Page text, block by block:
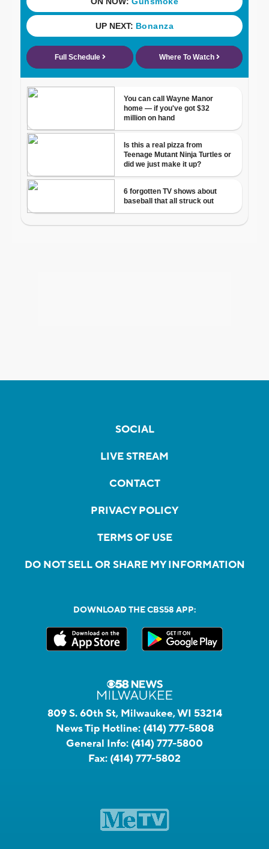
SOCIAL
LIVE STREAM
CONTACT
PRIVACY POLICY
TERMS OF USE
DO NOT SELL OR SHARE MY INFORMATION
DOWNLOAD THE CBS58 APP:
809 S. 60th St, Milwaukee, WI 53214
News Tip Hotline: (414) 777-5808
General Info: (414) 777-5800
Fax: (414) 777-5802